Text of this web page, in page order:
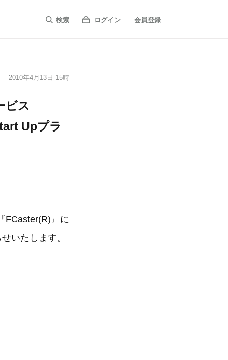
検索 ログイン 会員登録
2010年4月13日 15時
ビス
Upプラ
FCaster(R)』に
いたします。